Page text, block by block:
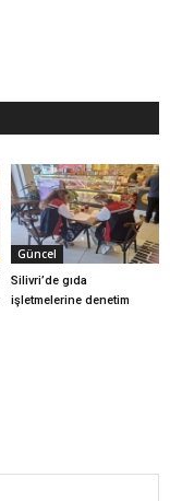
Güncel
Silivri’de gıda
işletmelerine denetim